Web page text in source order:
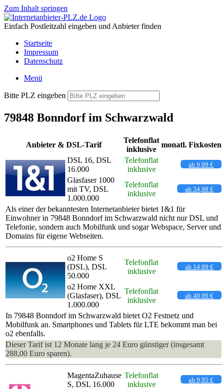
Zum Inhalt springen
Einfach Postleitzahl eingeben und Anbieter finden
Startseite
Impressum
Datenschutz
Menü
Bitte PLZ eingeben
79848 Bonndorf im Schwarzwald
Anbieter & DSL-Tarif
Telefonflat
inklusive
monatl. Fixkosten
DSL 16, DSL
16.000
Telefonflat
inklusive
ab 9,99 €
Glasfaser 1000
mit TV, DSL
1.000.000
Telefonflat
inklusive
ab 34,98 €
Als einer der bekanntesten Internetanbieter bietet 1&1 für
Einwohner in 79848 Bonndorf im Schwarzwald nicht nur DSL und
Telefonie, sondern auch Mobilfunk und sogar Webspace, Server und
Domains für eigene Webseiten.
o2 Home S
(DSL), DSL
50.000
Telefonflat
inklusive
ab 14,99 €
o2 Home XXL
(Glasfaser), DSL
1.000.000
Telefonflat
inklusive
ab 49,99 €
In 79848 Bonndorf im Schwarzwald bietet O2 Festnetz und
Mobilfunk an. Smartphones und Tablets für LTE bekommt man bei
o2 ebenfalls.
Dieser Tarif ist 12 Monate lang je 24 Euro günstiger (insgesamt
288,00 Euro sparen).
MagentaZuhause
S, DSL 16.000
Telefonflat
inklusive
ab 9,95 €